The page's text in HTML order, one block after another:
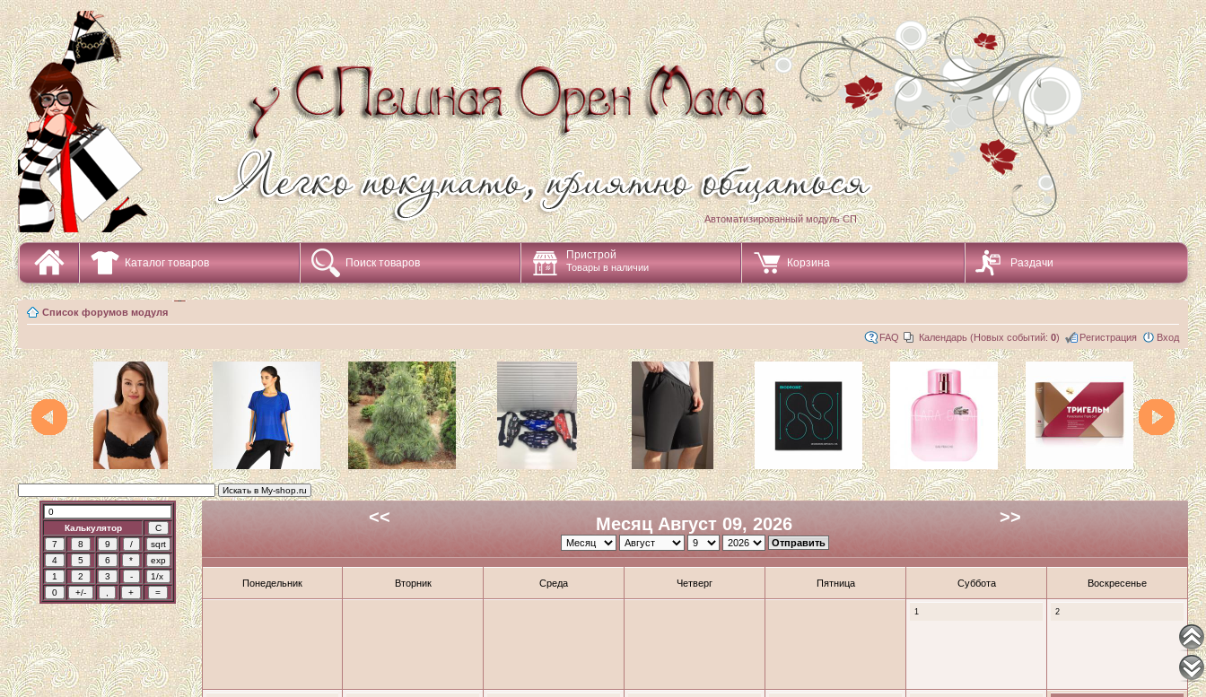
Автоматизированный модуль СП
Каталог товаров Поиск товаров
Пристрой
Товары в наличии Корзина Раздачи
Список форумов модуля
FAQ Календарь (Новых событий: 0) Регистрация Вход
Калькулятор
<< Месяц Август 09, 2026 >>
Понедельник Вторник Среда Четверг Пятница Суббота Воскресенье
1 2